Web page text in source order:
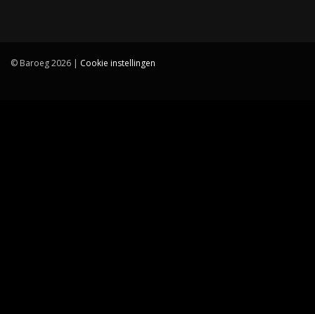
© Baroeg 2026 | Cookie instellingen